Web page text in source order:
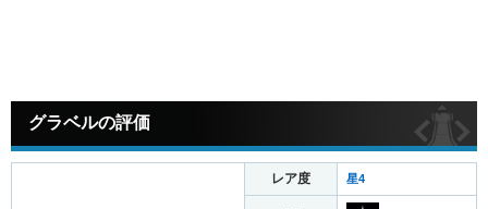
グラベルの評価
レア度 星4